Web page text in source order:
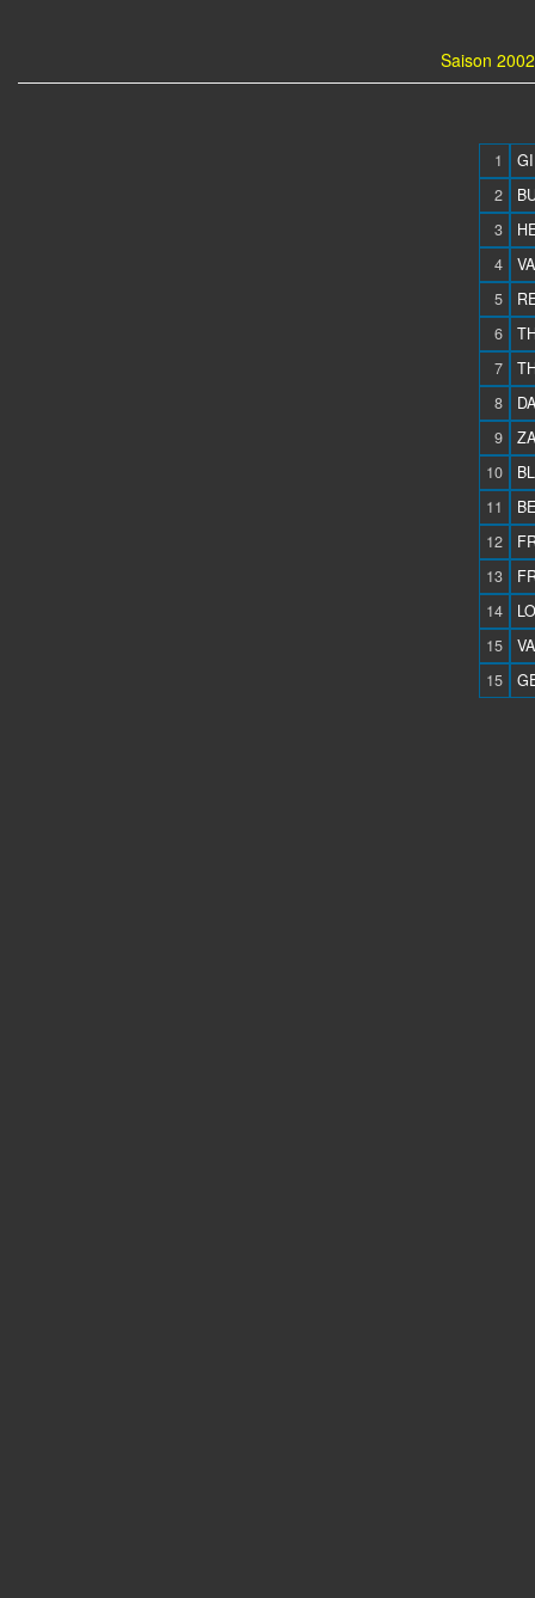
Saison
1
2
3
4
5
6
7
8
9
10
11
12
13
14
15
15